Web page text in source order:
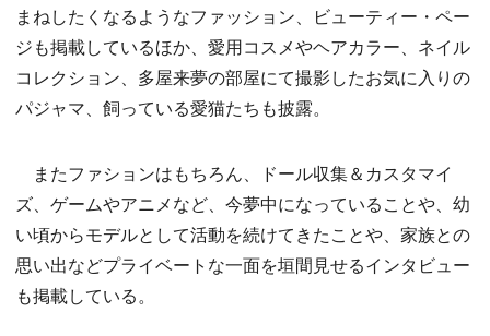
まねしたくなるようなファッション、ビューティー・ペー
ジも掲載しているほか、愛用コスメやヘアカラー、ネイル
コレクション、多屋来夢の部屋にて撮影したお気に入りの
パジャマ、飼っている愛猫たちも披露。
またファションはもちろん、ドール収集＆カスタマイ
ズ、ゲームやアニメなど、今夢中になっていることや、幼
い頃からモデルとして活動を続けてきたことや、家族との
思い出などプライベートな一面を垣間見せるインタビュー
も掲載している。